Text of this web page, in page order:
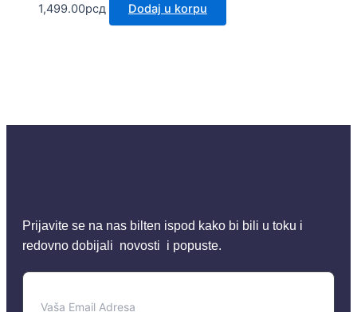
1,499.00рсд Dodaj u korpu
Prijavite se na nas bilten ispod kako bi bili u toku i
redovno dobijali novosti i popuste.